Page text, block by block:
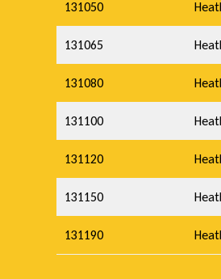
131050
131065
131080
131100
131120
131150
131190